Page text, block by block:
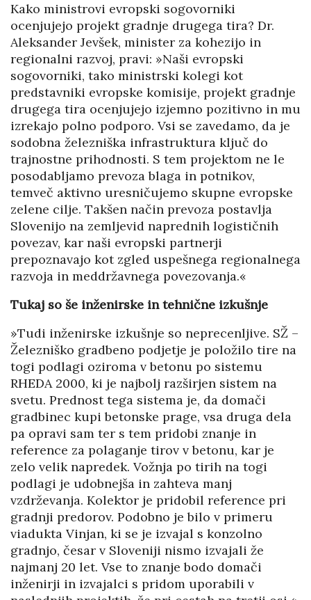
Kako ministrovi evropski sogovorniki
ocenjujejo projekt gradnje drugega tira? Dr.
Aleksander Jevšek, minister za kohezijo in
regionalni razvoj, pravi: »Naši evropski
sogovorniki, tako ministrski kolegi kot
predstavniki evropske komisije, projekt gradnje
drugega tira ocenjujejo izjemno pozitivno in mu
izrekajo polno podporo. Vsi se zavedamo, da je
sodobna železniška infrastruktura ključ do
trajnostne prihodnosti. S tem projektom ne le
posodabljamo prevoza blaga in potnikov,
temveč aktivno uresničujemo skupne evropske
zelene cilje. Takšen način prevoza postavlja
Slovenijo na zemljevid naprednih logističnih
povezav, kar naši evropski partnerji
prepoznavajo kot zgled uspešnega regionalnega
razvoja in meddržavnega povezovanja.«
Tukaj so še inženirske in tehnične izkušnje
»Tudi inženirske izkušnje so neprecenljive. SŽ –
Železniško gradbeno podjetje je položilo tire na
togi podlagi oziroma v betonu po sistemu
RHEDA 2000, ki je najbolj razširjen sistem na
svetu. Prednost tega sistema je, da domači
gradbinec kupi betonske prage, vsa druga dela
pa opravi sam ter s tem pridobi znanje in
reference za polaganje tirov v betonu, kar je
zelo velik napredek. Vožnja po tirih na togi
podlagi je udobnejša in zahteva manj
vzdrževanja. Kolektor je pridobil reference pri
gradnji predorov. Podobno je bilo v primeru
viadukta Vinjan, ki se je izvajal s konzolno
gradnjo, česar v Sloveniji nismo izvajali že
najmanj 20 let. Vse to znanje bodo domači
inženirji in izvajalci s pridom uporabili v